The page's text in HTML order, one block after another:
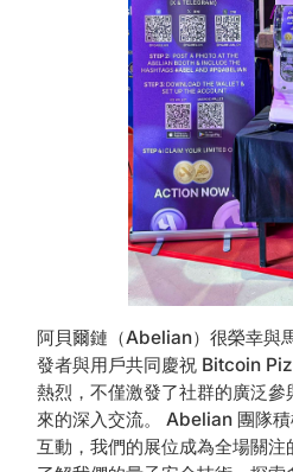
阿貝爾鏈（Abelian）很榮幸與
發者與用戶共同慶祝 Bitcoin
熱烈，不僅激發了社群的廣泛
來的深入交流。 Abelian 團隊
互動，我們的展位成為全場關注